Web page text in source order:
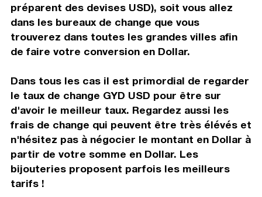
préparent des devises USD), soit vous allez
dans les bureaux de change que vous
trouverez dans toutes les grandes villes afin
de faire votre conversion en Dollar.
Dans tous les cas il est primordial de regarder
le taux de change GYD USD pour être sur
d'avoir le meilleur taux. Regardez aussi les
frais de change qui peuvent être très élévés et
n'hésitez pas à négocier le montant en Dollar à
partir de votre somme en Dollar. Les
bijouteries proposent parfois les meilleurs
tarifs !